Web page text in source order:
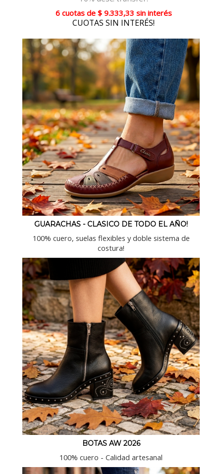
6 cuotasde $ 9.333,33 sin interés
CUOTAS SIN INTERÉS!
GUARACHAS - CLASICO DE TODO EL AÑO!
100% cuero, suelas flexibles y doble sistema de
costura!
BOTAS AW 2026
100% cuero - Calidad artesanal